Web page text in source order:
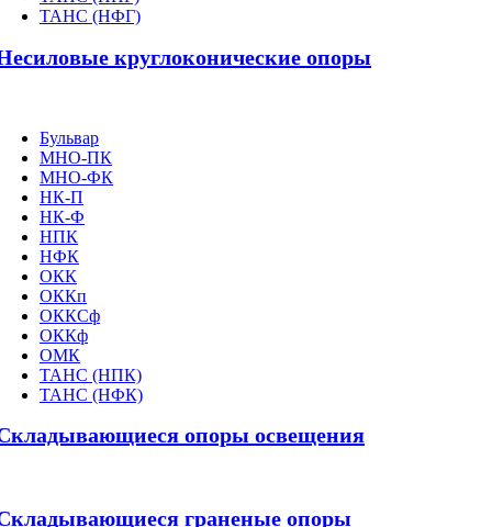
ТАНС (НФГ)
круглоконические опоры
Бульвар
МНО-ПК
МНО-ФК
НК-П
НК-Ф
НПК
НФК
ОКК
ОККп
ОККСф
ОККф
ОМК
ТАНС (НПК)
ТАНС (НФК)
опоры освещения
граненые опоры